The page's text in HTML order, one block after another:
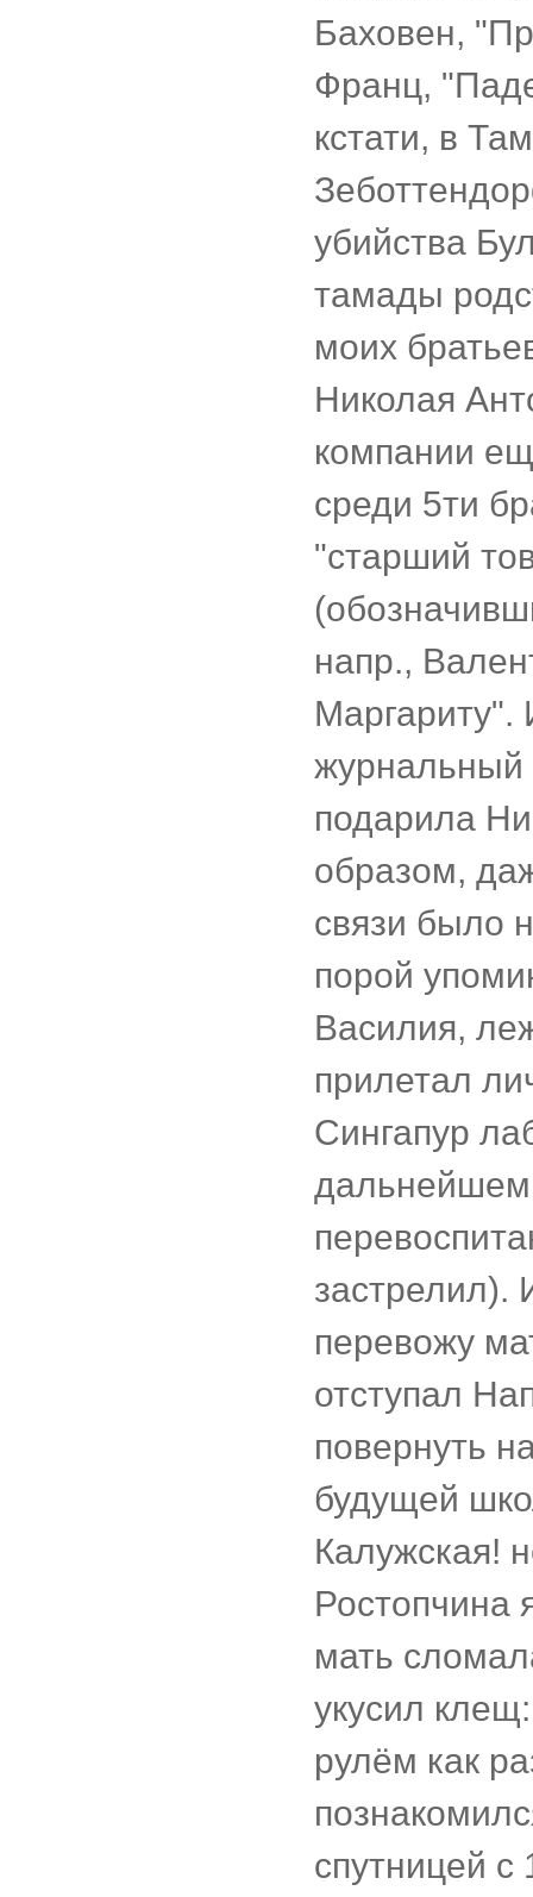
Баховен,
Франц,
кстати, в
убийства
тамады
моих
Николая
компании
среди 5ти
"старший
напр.,
Маргариту".
журнальный
подарила
образом,
связи было
порой
Василия,
прилетал
Сингапур
застрелил).
перевожу
отступал
повернуть
будущей
Калужская!
Ростопчина
мать
укусил
рулём как
спутницей с